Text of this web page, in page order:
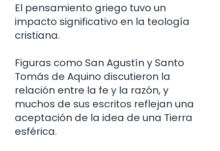
El pensamiento griego tuvo un
impacto significativo en la teología
cristiana.
Figuras como San Agustín y Santo
Tomás de Aquino discutieron la
relación entre la fe y la razón, y
muchos de sus escritos reflejan una
aceptación de la idea de una Tierra
esférica.